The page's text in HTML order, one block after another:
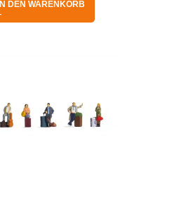
IN DEN WARENKORB